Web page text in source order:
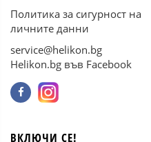
Политика за сигурност на
личните данни
service@helikon.bg
Helikon.bg във Facebook
ВКЛЮЧИ СЕ!